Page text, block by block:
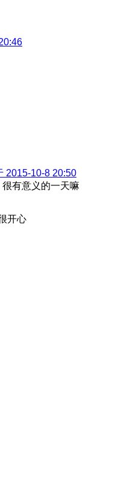
2015-10-8 20:50
有意义的一天嘛
开心